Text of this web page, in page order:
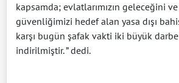
kapsamda; evlatlarımızın geleceğini
güvenliğimizi hedef alan yasa dışı
karşı bugün şafak vakti iki büyük
indirilmiştir. ” dedi.